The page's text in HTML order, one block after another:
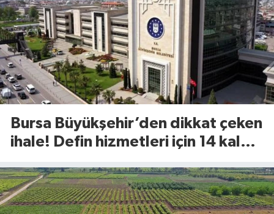
Bursa Büyükşehir’den dikkat çeken
ihale! Defin hizmetleri için 14 kalem